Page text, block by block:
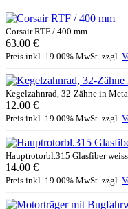
Corsair RTF / 400 mm
63.00 €
Preis inkl. 19.00% MwSt. zzgl.
Kegelzahnrad, 32-Zähne in
12.00 €
Preis inkl. 19.00% MwSt. zzgl.
Hauptrotorbl.315 Glasfiber weiss
14.00 €
Preis inkl. 19.00% MwSt. zzgl.